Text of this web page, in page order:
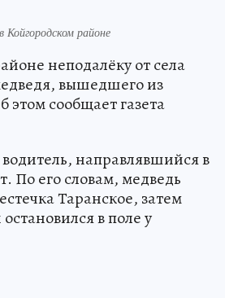
районе
неподалёку от села
вышедшего из
этом сообщает газета
направлявшийся в
По его словам, медведь
Таранское, затем
в поле у